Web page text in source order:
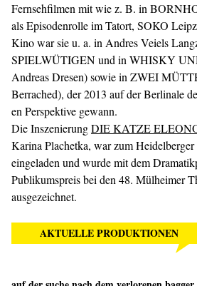
Fernsehfilmen mit wie z. B. in
als Episodenrolle im Tatort, SOKO
Kino war sie u. a. in Andres Veiels
SPIELWÜTIGEN und in WHISKY
Andreas Dresen) sowie in ZWEI
Berrached), der 2013 auf der Berlinale
en Perspektive gewann.
Die InszenierungDIE KATZE
Karina Plachetka, war zum
eingeladen und wurde mit dem
Publikumspreis bei den 48. Mülheimer
ausgezeichnet.
AKTUELLE PRODUKTIONEN